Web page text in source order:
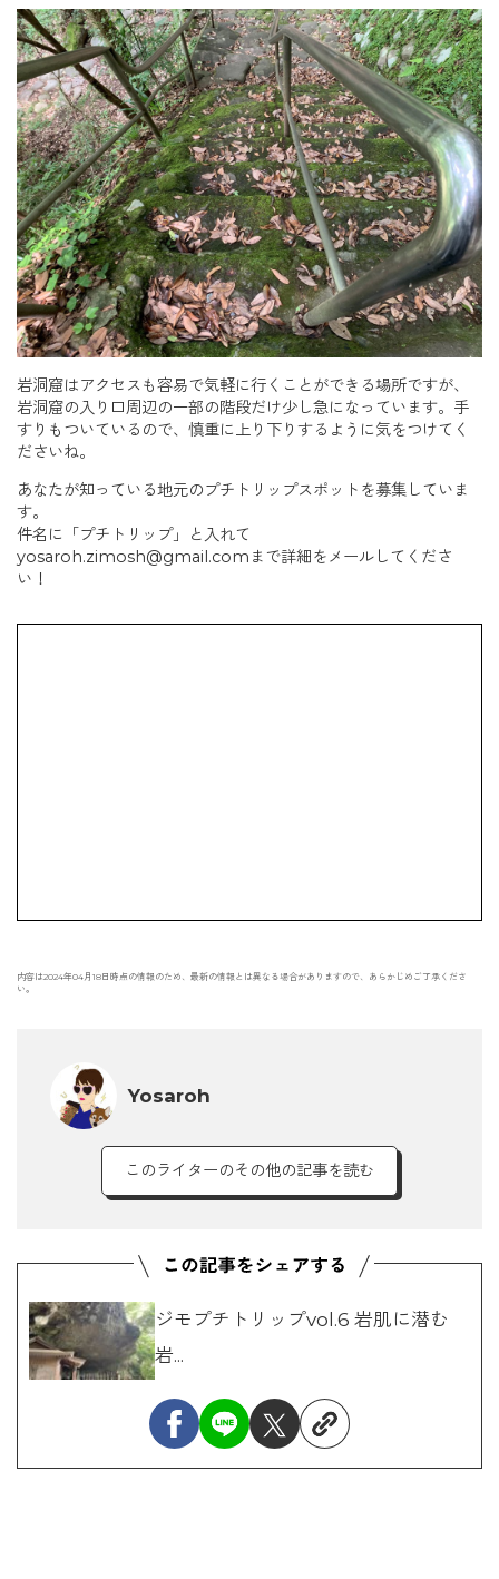
岩洞窟はアクセスも容易で気軽に行くことができる場所ですが、
岩洞窟の入り口周辺の一部の階段だけ少し急になっています。手
すりもついているので、慎重に上り下りするように気をつけてく
ださいね。
あなたが知っている地元のプチトリップスポットを募集していま
す。
件名に「プチトリップ」と入れて
yosaroh.zimosh@gmail.comまで詳細をメールしてくださ
い！
内容は2024年04月18日時点の情報のため、最新の情報とは異なる場合がありますので、あらかじめご了承くださ
い。
Yosaroh
このライターのその他の記事を読む
ジモプチトリップvol.6 岩肌に潜む
岩...